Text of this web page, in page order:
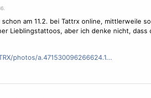
am 11.2. bei Tattrx online, mittlerweile
Lieblingstattoos, aber ich denke nicht, dass
photos/a.471530096266624.1...